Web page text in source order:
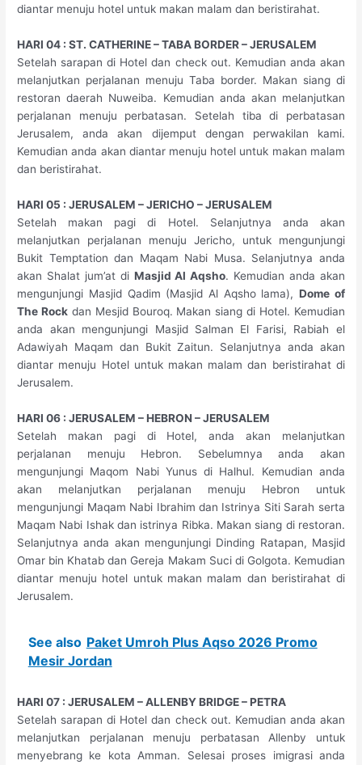
diantar menuju hotel untuk makan malam dan beristirahat.
HARI 04 : ST. CATHERINE – TABA BORDER – JERUSALEM
Setelah sarapan di Hotel dan check out. Kemudian anda akan
melanjutkan perjalanan menuju Taba border. Makan siang di
restoran daerah Nuweiba. Kemudian anda akan melanjutkan
perjalanan menuju perbatasan. Setelah tiba di perbatasan
Jerusalem, anda akan dijemput dengan perwakilan kami.
Kemudian anda akan diantar menuju hotel untuk makan malam
dan beristirahat.
HARI 05 : JERUSALEM – JERICHO – JERUSALEM
Setelah makan pagi di Hotel. Selanjutnya anda akan
melanjutkan perjalanan menuju Jericho, untuk mengunjungi
Bukit Temptation dan Maqam Nabi Musa. Selanjutnya anda
akan Shalat jum’at di Masjid Al Aqsho. Kemudian anda akan
mengunjungi Masjid Qadim (Masjid Al Aqsho lama),Dome of
The Rockdan Mesjid Bouroq. Makan siang di Hotel. Kemudian
anda akan mengunjungi Masjid Salman El Farisi, Rabiah el
Adawiyah Maqam dan Bukit Zaitun. Selanjutnya anda akan
diantar menuju Hotel untuk makan malam dan beristirahat di
Jerusalem.
HARI 06 : JERUSALEM – HEBRON – JERUSALEM
Setelah makan pagi di Hotel, anda akan melanjutkan
perjalanan menuju Hebron. Sebelumnya anda akan
mengunjungi Maqom Nabi Yunus di Halhul. Kemudian anda
akan melanjutkan perjalanan menuju Hebron untuk
mengunjungi Maqam Nabi Ibrahim dan Istrinya Siti Sarah serta
Maqam Nabi Ishak dan istrinya Ribka. Makan siang di restoran.
Selanjutnya anda akan mengunjungi Dinding Ratapan, Masjid
Omar bin Khatab dan Gereja Makam Suci di Golgota. Kemudian
diantar menuju hotel untuk makan malam dan beristirahat di
Jerusalem.
See also Paket Umroh Plus Aqso 2026 Promo
Mesir Jordan
HARI 07 : JERUSALEM – ALLENBY BRIDGE – PETRA
Setelah sarapan di Hotel dan check out. Kemudian anda akan
melanjutkan perjalanan menuju perbatasan Allenby untuk
menyebrang ke kota Amman. Selesai proses imigrasi anda